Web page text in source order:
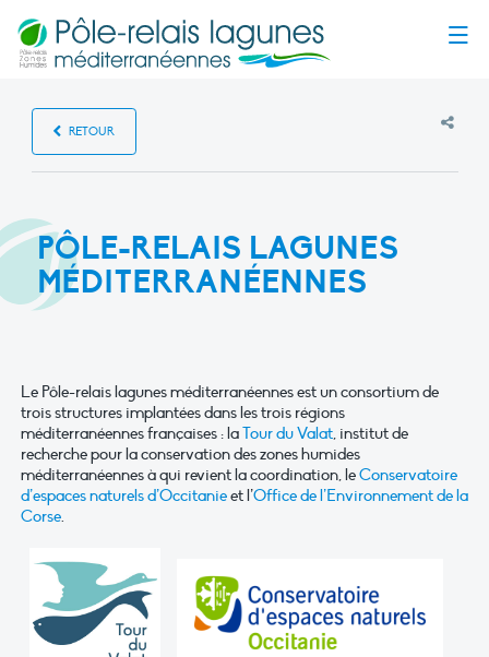
RETOUR
PÔLE-RELAIS LAGUNES
MÉDITERRANÉENNES
Le Pôle-relais lagunes méditerranéennes est un consortium de
trois structures implantées dans les trois régions
méditerranéennes fran­çaises : laTour du Valat , institut de
recherche pour la conservation des zones humides
méditerranéennes à qui revient la coordination, leConservatoire
d’espaces naturels d’Occitanieet l’Office de l’Environnement de la
Corse